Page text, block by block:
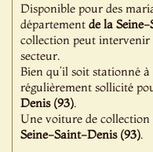
Disponible pour des
départementde la
collection peut intervenir
secteur.
Bien qu’il soit stationné à
régulièrement sollicité
Denis (93).
Une voiture de
Seine-Saint-Denis (93).